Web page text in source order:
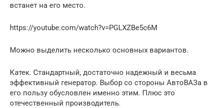
встанет на его место.
https://youtube.com/watch?v=PGLXZBe5c6M
Можно выделить несколько основных вариантов.
Катек. Стандартный, достаточно надежный и весьма
эффективный генератор. Выбор со стороны АвтоВАЗа в
его пользу обусловлен именно этим. Плюс это
отечественный производитель.